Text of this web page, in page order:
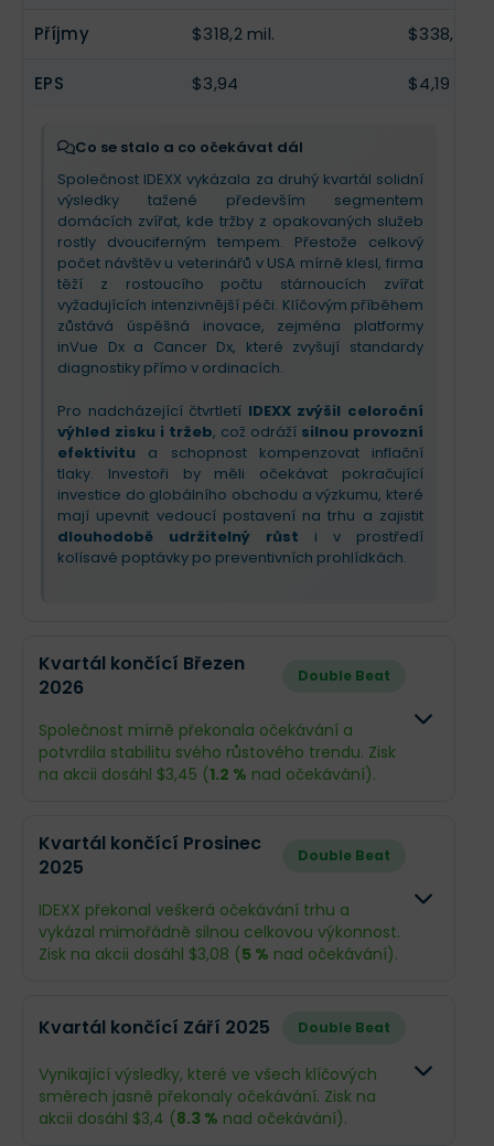
Příjmy $318,2 mil. $338,4
EPS $3,94 $4,19
Co se stalo a co očekávat dál
Společnost IDEXX vykázala za druhý kvartál solidní
výsledky tažené především segmentem
domácích zvířat, kde tržby z opakovaných služeb
rostly dvouciferným tempem. Přestože celkový
počet návštěv u veterinářů v USA mírně klesl, firma
těží z rostoucího počtu stárnoucích zvířat
vyžadujících intenzivnější péči. Klíčovým příběhem
zůstává úspěšná inovace, zejména platformy
inVue Dx a Cancer Dx, které zvyšují standardy
diagnostiky přímo v ordinacích.
Pro nadcházející čtvrtletí IDEXX zvýšil celoroční
výhled zisku i tržeb, což odráží silnou provozní
efektivitu a schopnost kompenzovat inflační
tlaky. Investoři by měli očekávat pokračující
investice do globálního obchodu a výzkumu, které
mají upevnit vedoucí postavení na trhu a zajistit
dlouhodobě udržitelný růst i v prostředí
kolísavé poptávky po preventivních prohlídkách.
Kvartál končící Březen
2026
Double Beat
Společnost mírně překonala očekávání a
potvrdila stabilitu svého růstového trendu. Zisk
na akcii dosáhl $3,45 (1.2 % nad očekávání).
Obrat
Příjmy $275,1 mil.
IDEXX zahájil rok 2026silným růstem tržeb o 14
%, čímž překonal očekávání i přes mírný pokles
návštěvnosti veterinárních klinik. Hlavním
Kvartál končící Prosinec
2025
Double Beat
IDEXX překonal veškerá očekávání trhu a
vykázal mimořádně silnou celkovou výkonnost.
Zisk na akcii dosáhl $3,08 (5 % nad očekávání).
Příjmy $236,6 mil.
Kvartál končící Září 2025 Double Beat
Vynikající výsledky, které ve všech klíčových
směrech jasně překonaly očekávání. Zisk na
akcii dosáhl $3,4 (8.3 % nad očekávání).